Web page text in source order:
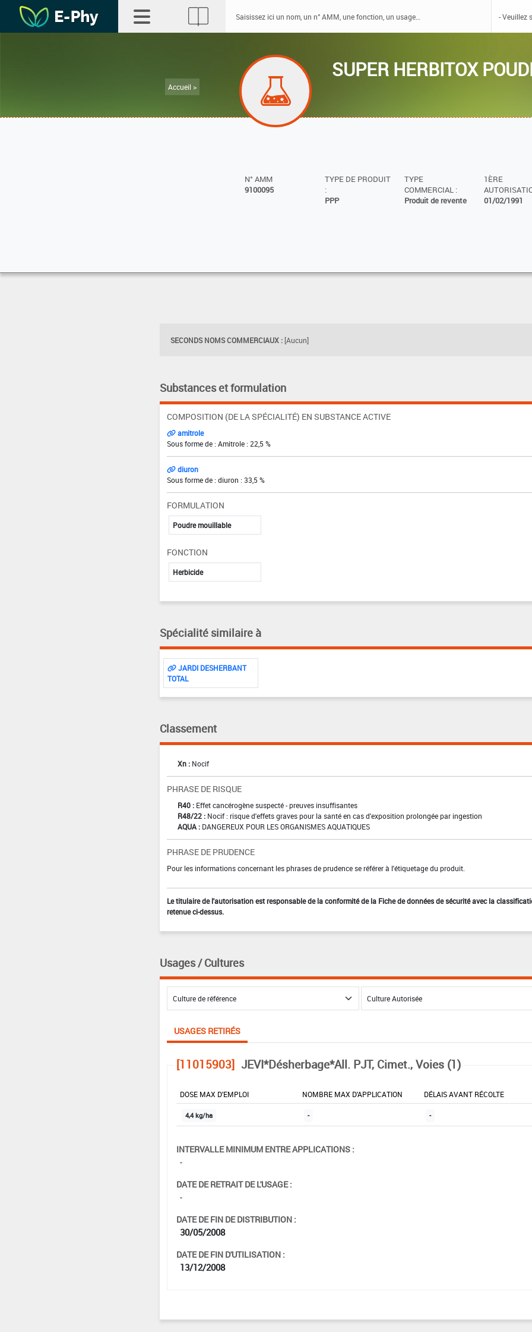
Accueil >
SUPER HERBITOX
N° AMM
9100095
TYPE DE PRODUIT
:
PPP
TYPE
COMMERCIAL :
Produit de revente
1ÈRE
01/02/1991
SECONDS NOMS COMMERCIAUX : [Aucun]
Substances et formulation
COMPOSITION (DE LA SPÉCIALITÉ) EN SUBSTANCE ACTIVE
amitrole
Sous forme de : Amitrole : 22,5 %
diuron
Sous forme de : diuron : 33,5 %
FORMULATION
Poudre mouillable
FONCTION
Herbicide
Spécialité similaire à
JARDI DESHERBANT
TOTAL
Classement
Xn : Nocif
PHRASE DE RISQUE
R40 : Effet cancérogène suspecté - preuves insuffisantes
R48/22 : Nocif : risque d'effets graves pour la santé en cas d'exposition prolongée par ingestion
AQUA : DANGEREUX POUR LES ORGANISMES AQUATIQUES
PHRASE DE PRUDENCE
Pour les informations concernant les phrases de prudence se référer à l'étiquetage du produit.
Le titulaire de l'autorisation est responsable de la conformité de la Fiche de données de sécurité avec la
retenue ci-dessus.
Usages / Cultures
USAGES RETIRÉS
[11015903] JEVI*Désherbage*All. PJT, Cimet., Voies (1)
DOSE MAX D'EMPLOI NOMBRE MAX D'APPLICATION DÉLAIS AVANT RÉCOLTE
4,4 kg/ha - -
INTERVALLE MINIMUM ENTRE APPLICATIONS :
-
DATE DE RETRAIT DE L'USAGE :
-
DATE DE FIN DE DISTRIBUTION :
30/05/2008
DATE DE FIN D'UTILISATION :
13/12/2008